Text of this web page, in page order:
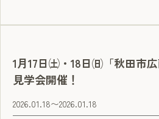
1月17日㈯・18日㈰「秋田市
見学会開催！
2026.01.18〜2026.01.18